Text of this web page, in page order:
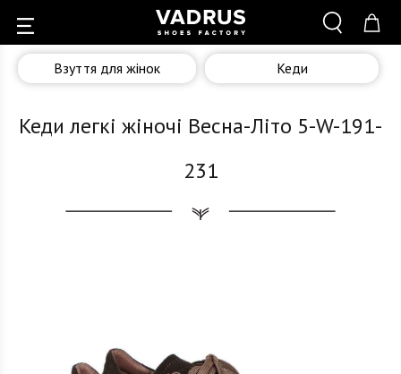
Взуття для жінок Кеди
Кеди легкі жіночі Весна-Літо 5-W-191-
231